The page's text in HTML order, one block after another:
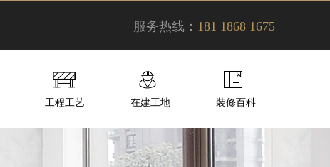
服务热线： 181 1868 1675
工程工艺 在建工地 装修百科